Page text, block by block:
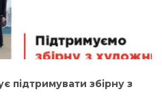
підтримувати збірну з